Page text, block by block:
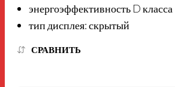
энергоэффективность D класса
тип дисплея: скрытый
СРАВНИТЬ